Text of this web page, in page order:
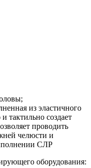
из эластичного
тактильно создает
проводить
челюсти и
СЛР
оборудования: